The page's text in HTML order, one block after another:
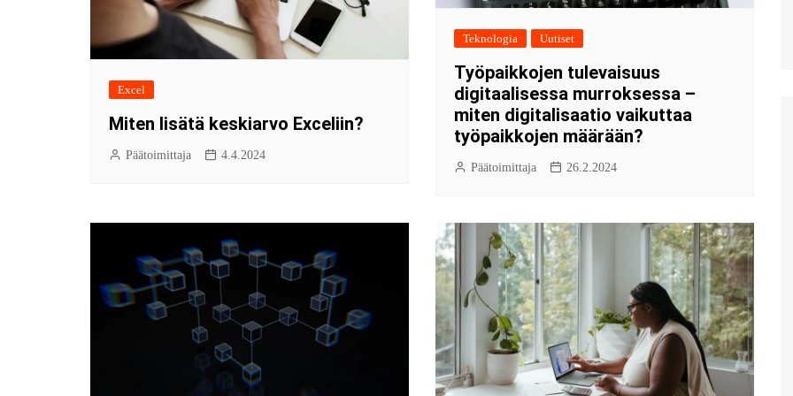
Excel
Miten lisätä keskiarvo Exceliin?
Päätoimittaja 4.4.2024
Teknologia Uutiset
Työpaikkojen tulevaisuus
digitaalisessa murroksessa –
miten digitalisaatio vaikuttaa
työpaikkojen määrään?
Päätoimittaja 26.2.2024